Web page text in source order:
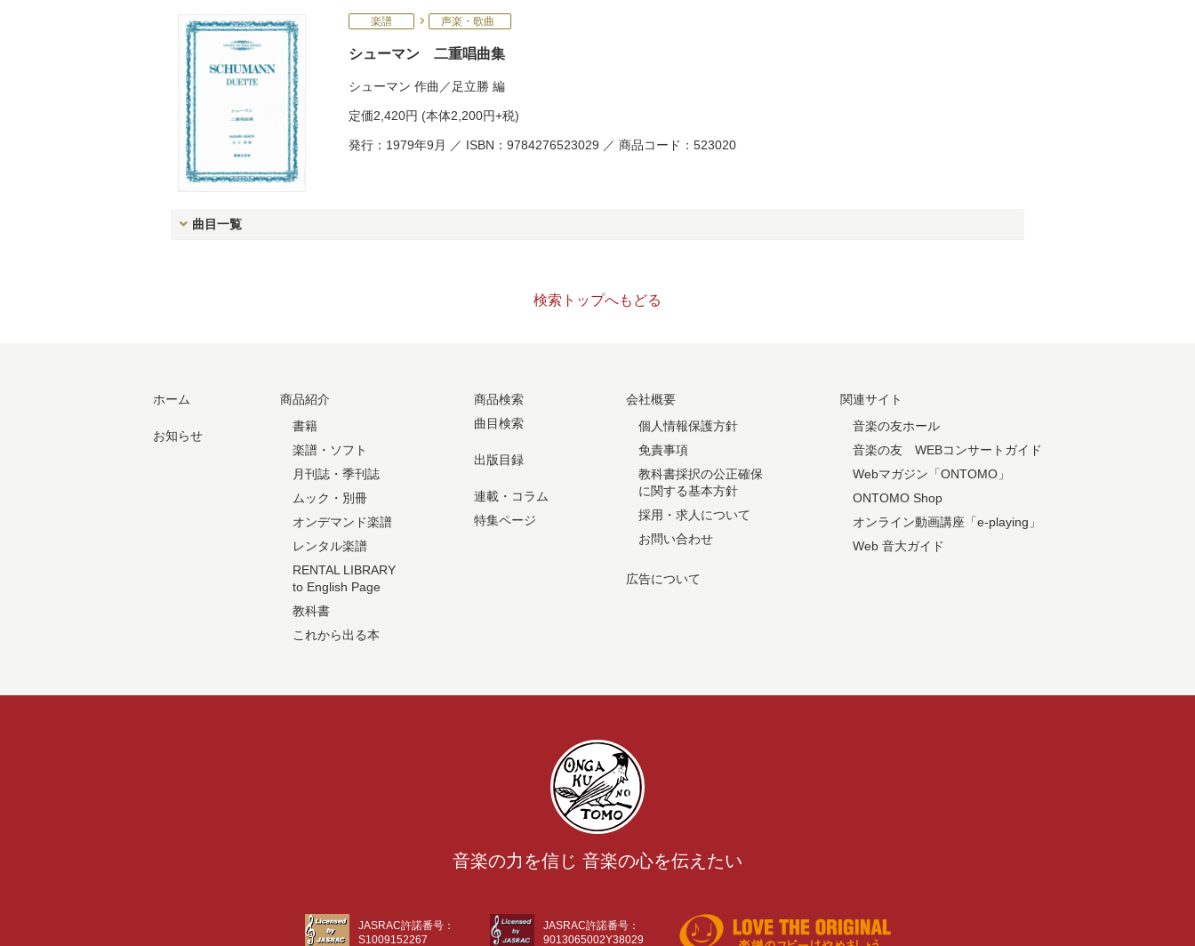
楽譜 声楽・歌曲
シューマン 二重唱曲集
シューマン 作曲／ 足立勝 編
定価2,420円 (本体2,200円+税)
発行：1979年9月 ／ ISBN：9784276523029 ／ 商品コード：523020
曲目一覧
検索トップへもどる
ホーム
お知らせ
商品紹介
書籍
楽譜・ソフト
月刊誌・季刊誌
ムック・別冊
オンデマンド楽譜
レンタル楽譜
RENTAL LIBRARY
to English Page
教科書
これから出る本
商品検索
曲目検索
出版目録
連載・コラム
特集ページ
会社概要
個人情報保護方針
免責事項
教科書採択の公正確保
に関する基本方針
採用・求人について
お問い合わせ
広告について
関連サイト
音楽の友ホール
音楽の友 WEBコンサートガイド
Webマガジン「ONTOMO」
ONTOMO Shop
オンライン動画講座「e-playing」
Web 音大ガイド
音楽の力を信じ 音楽の心を伝えたい
JASRAC許諾番号：
S1009152267
JASRAC許諾番号：
9013065002Y38029